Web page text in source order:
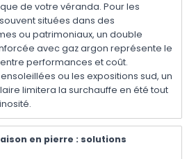
de votre véranda. Pour les
situées dans des
ou patrimoniaux, un double
avec gaz argon représente le
performances et coût.
ou les expositions sud, un
limitera la surchauffe en été tout
en pierre : solutions